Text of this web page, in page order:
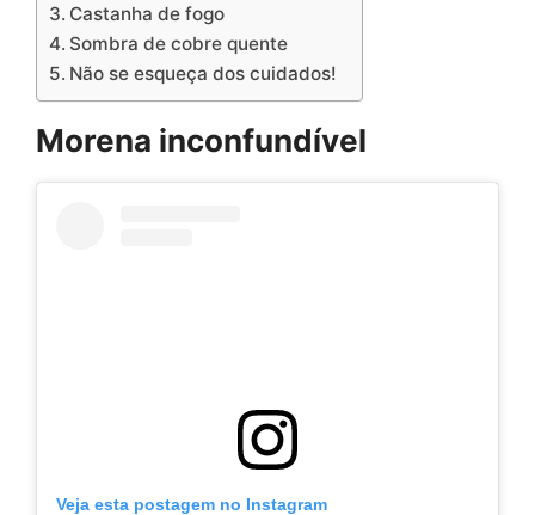
Castanha de fogo
Sombra de cobre quente
Não se esqueça dos cuidados!
Morena inconfundível
Veja esta postagem no Instagram